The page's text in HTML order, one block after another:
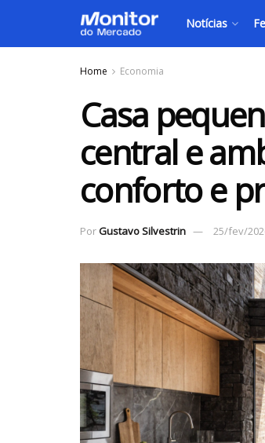
Notícias
Home Economia
Casa
central e
conforto e
PorGustavo Silvestrin 25/fev/